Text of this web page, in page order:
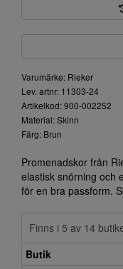
Varumärke: Rieker
Lev. artnr: 11303-24
Artikelkod: 900-002252
Material: Skinn
Färg: Brun
Promenadskor från
elastisk snörning och
för en bra passform.
Finns i 5 av 14
Butik